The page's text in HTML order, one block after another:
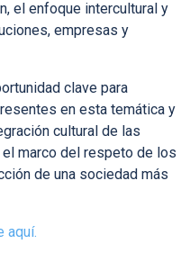
el enfoque intercultural y
empresas y
clave para
en esta temática y
cultural de las
marco del respeto de los
de una sociedad más
aquí.